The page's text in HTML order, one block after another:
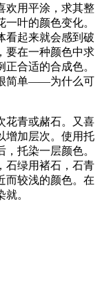
欢用平涂，求其整
叶的颜色变化。
看起来就会感到破
要在一种颜色中求
合适的合成色。
简单——为什么可
青或赭石。又喜
增加层次。使用托
托染一层颜色。
石绿用褚石，石青
而较浅的颜色。在
。